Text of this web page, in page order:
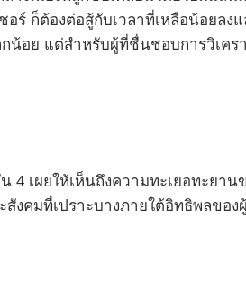
ร์ ก็ต้องต่อสู้กับเวลาที่เหลือน้อยล
น้อย แต่สำหรับผู้ที่ชื่นชอบการวิเค
4 เผยให้เห็นถึงความทะเยอทะยา
งคมที่เปราะบางภายใต้อิทธิพลของ